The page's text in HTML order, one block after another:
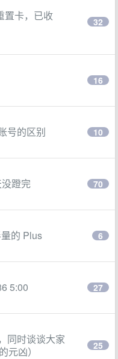
置卡，已收
32
16
号的区别 10
蹬完 70
的 Plus 6
5:00 27
同时谈谈大家
元凶）
25